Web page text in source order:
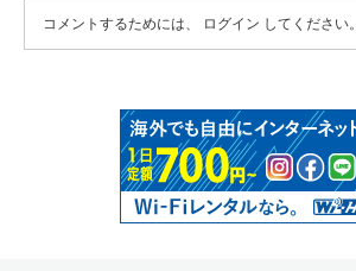
コメントするためには、 ログイン してください。